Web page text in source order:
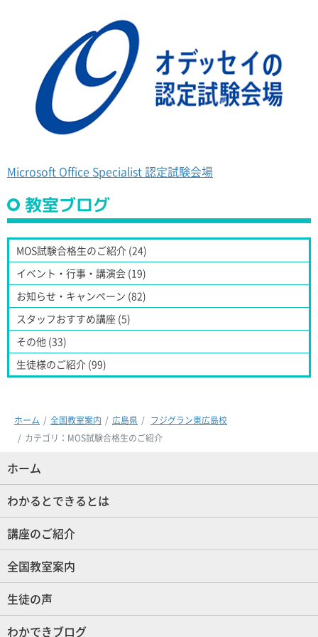
Microsoft Office Specialist 認定試験会場
教室ブログ
MOS試験合格生のご紹介 (24)
イベント・行事・講演会 (19)
お知らせ・キャンペーン (82)
スタッフおすすめ講座 (5)
その他 (33)
生徒様のご紹介 (99)
ホーム 全国教室案内 広島県
フジグラン東広島校
カテゴリ：MOS試験合格生のご紹介
ホーム
わかるとできるとは
講座のご紹介
全国教室案内
生徒の声
わかできブログ